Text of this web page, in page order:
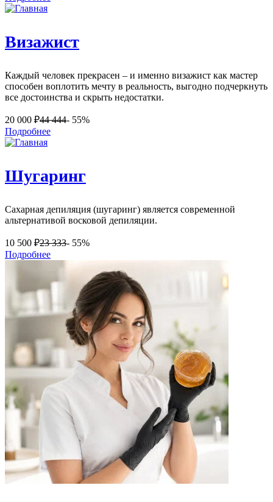
Визажист
Каждый человек прекрасен – и именно визажист как мастер
способен воплотить мечту в реальность, выгодно подчеркнуть
все достоинства и скрыть недостатки.
20 000 ₽44 444- 55%
Подробнее
Шугаринг
Сахарная депиляция (шугаринг) является современной
альтернативой восковой депиляции.
10 500 ₽23 333- 55%
Подробнее